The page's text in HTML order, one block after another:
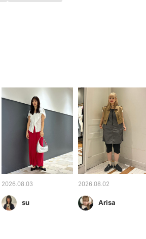
2026.08.03
su
2026.08.02
Arisa